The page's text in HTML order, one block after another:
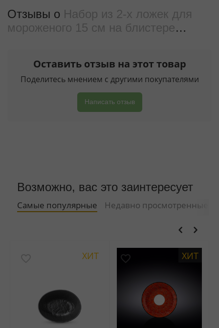
Отзывы о Набор из 2-х ложек для
мороженого 15 см на блистере
Оставить отзыв на этот товар
Поделитесь мнением с другими покупателями
Написать отзыв
Возможно, вас это заинтересует
Самые популярные Недавно просмотренные
ХИТ ХИТ